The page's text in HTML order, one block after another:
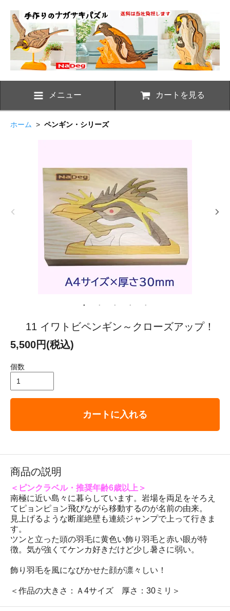
メニュー カートを見る
ホーム > ペンギン・シリーズ
11 イワトビペンギン～クローズアップ！
5,500円(税込)
個数
カートに入れる
商品の説明
＜ピンクラベル・推奨年齢6歳以上＞
南極に近い島々に暮らしています。岩場を両足をそろえ
てピョンピョン飛びながら移動するのが名前の由来。
見上げるような断崖絶壁も連続ジャンプで上って行きま
す。
ツンと立った頭の羽毛に黄色い飾り羽毛と赤い眼が特
徴。気が強くてケンカ好きだけど少し暑さに弱い。
飾り羽毛を風になびかせた顔が凛々しい！
＜作品の大きさ：Ａ4サイズ 厚さ：30ミリ＞